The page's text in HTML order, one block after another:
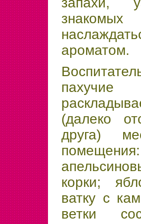
ароматом.
(далеко
друга)
корки;
ватку с
ветки